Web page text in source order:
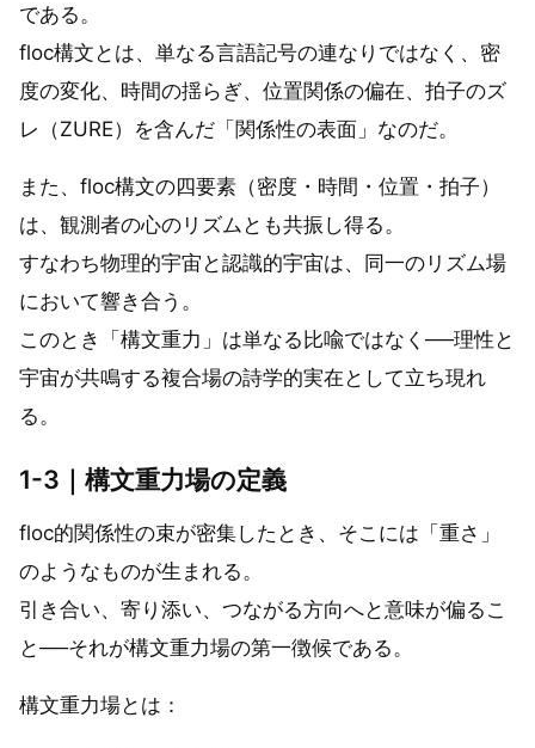
である。
floc構文とは、単なる言語記号の連なりではなく、密
度の変化、時間の揺らぎ、位置関係の偏在、拍子のズ
レ（ZURE）を含んだ「関係性の表面」なのだ。
また、floc構文の四要素（密度・時間・位置・拍子）
は、観測者の心のリズムとも共振し得る。
すなわち物理的宇宙と認識的宇宙は、同一のリズム場
において響き合う。
このとき「構文重力」は単なる比喩ではなく──理性と
宇宙が共鳴する複合場の詩学的実在として立ち現れ
る。
1-3｜構文重力場の定義
floc的関係性の束が密集したとき、そこには「重さ」
のようなものが生まれる。
引き合い、寄り添い、つながる方向へと意味が偏るこ
と──それが構文重力場の第一徴候である。
構文重力場とは：